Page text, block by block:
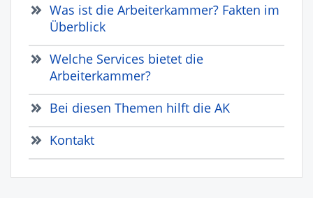
Was ist die Arbeiterkammer? Fakten im
Überblick
Welche Services bietet die
Arbeiterkammer?
Bei diesen Themen hilft die AK
Kontakt